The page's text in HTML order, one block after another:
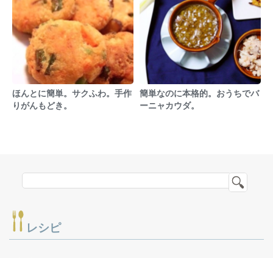
ほんとに簡単。サクふわ。手作
りがんもどき。
簡単なのに本格的。おうちでバ
ーニャカウダ。
レシピ